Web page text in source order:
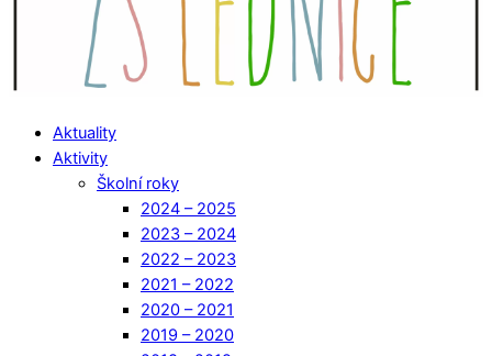
Aktuality
Aktivity
Školní roky
2024 – 2025
2023 – 2024
2022 – 2023
2021 – 2022
2020 – 2021
2019 – 2020